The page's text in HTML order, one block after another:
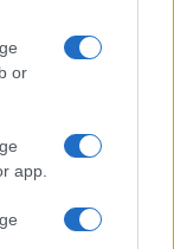
or
app.